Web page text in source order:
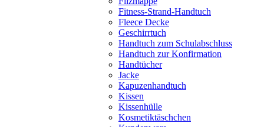
Fitness-Strand-Handtuch
Fleece Decke
Geschirrtuch
Handtuch zum Schulabschluss
Handtuch zur Konfirmation
Handtücher
Jacke
Kapuzenhandtuch
Kissen
Kissenhülle
Kosmetiktäschchen